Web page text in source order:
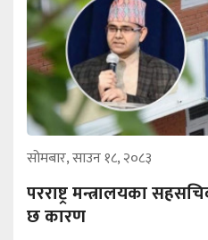
सोमबार, साउन १८, २०८३
परराष्ट्र मन्त्रालयका
छ कारण